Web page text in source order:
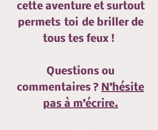
cette aventure et surtout
permets toi de briller de
tous tes feux !
Questions ou
commentaires ? N’hésite
pas à m’écrire.